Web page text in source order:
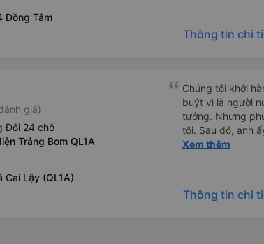
Đồng Tâm
Thông tin chi
giá)
Đôi 24 chỗ
Trảng Bom QL1A
Cai Lậy (QL1A)
Chúng tôi khởi
buýt vì là người
tưởng. Nhưng
tôi. Sau đó, anh
tiên đi xe giường
uống. Tôi rất
Thơ và mọi
thức chúng tôi
Xem thêm
Thông tin chi